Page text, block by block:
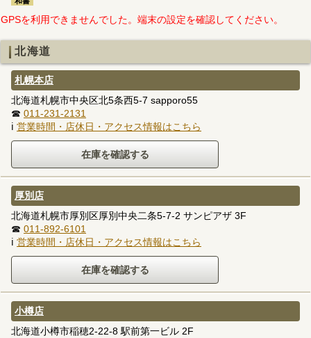
GPSを利用できませんでした。端末の設定を確認してください。
北海道
札幌本店
北海道札幌市中央区北5条西5-7 sapporo55
☎ 011-231-2131
ℹ 営業時間・店休日・アクセス情報はこちら
厚別店
北海道札幌市厚別区厚別中央二条5-7-2 サンピアザ 3F
☎ 011-892-6101
ℹ 営業時間・店休日・アクセス情報はこちら
小樽店
北海道小樽市稲穂2-22-8 駅前第一ビル 2F